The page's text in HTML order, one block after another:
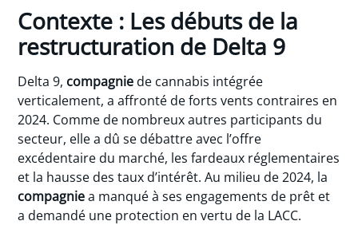
Contexte : Les débuts de la
restructuration de Delta 9
Delta 9, compagnie de cannabis intégrée
verticalement, a affronté de forts vents contraires en
2024. Comme de nombreux autres participants du
secteur, elle a dû se débattre avec l’offre
excédentaire du marché, les fardeaux réglementaires
et la hausse des taux d’intérêt. Au milieu de 2024, la
compagniea manqué à ses engagements de prêt et
a demandé une protection en vertu de la LACC.